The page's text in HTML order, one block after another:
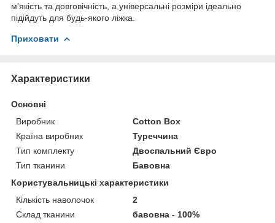
м'якість та довговічність, а універсальні розміри ідеально
підійдуть для будь-якого ліжка.
Приховати
Характеристики
Основні
Виробник
Cotton Box
Країна виробник
Туреччина
Тип комплекту
Двоспальний Євро
Тип тканини
Бавовна
Користувальницькі характеристики
Кількість наволочок
2
Склад тканини
бавовна - 100%